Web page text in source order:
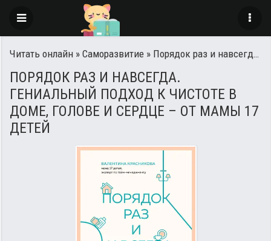
Читать онлайн » Саморазвитие » Порядок раз и навсегда. Гениальный подход к чистоте в доме, голове и сердце – от мамы 17 детей
ПОРЯДОК РАЗ И НАВСЕГДА.
ГЕНИАЛЬНЫЙ ПОДХОД К ЧИСТОТЕ В
ДОМЕ, ГОЛОВЕ И СЕРДЦЕ – ОТ МАМЫ 17
ДЕТЕЙ